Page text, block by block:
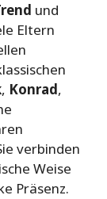
und
Eltern
, Konrad,
verbinden
Weise
Präsenz.